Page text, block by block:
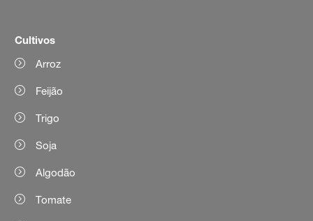
Cultivos
Arroz
Feijão
Trigo
Soja
Algodão
Tomate